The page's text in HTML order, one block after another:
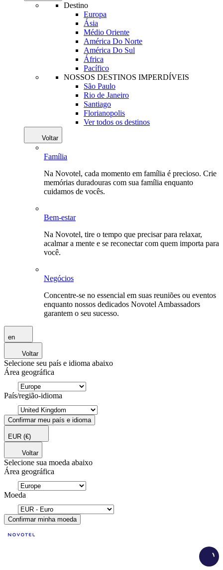
Destino
Europa
Ásia
Médio Oriente
América Do Norte
América Do Sul
África
Pacífico
NOSSOS DESTINOS IMPERDÍVEIS
São Paulo
Rio de Janeiro
Santiago
Florianopolis
Ver todos os destinos
Voltar
Família
Na Novotel, cada momento em família é precioso. Crie
memórias duradouras com sua família enquanto
cuidamos de vocês.
Bem-estar
Na Novotel, tire o tempo que precisar para relaxar,
acalmar a mente e se reconectar com quem importa para
você.
Negócios
Concentre-se no essencial em suas reuniões ou eventos
enquanto nossos dedicados Novotel Ambassadors
garantem o seu sucesso.
en
Voltar
Selecione seu país e idioma abaixo
Área geográfica
País/região-idioma
Confirmar meu país e idioma
EUR (€)
Voltar
Selecione sua moeda abaixo
Área geográfica
Moeda
Confirmar minha moeda